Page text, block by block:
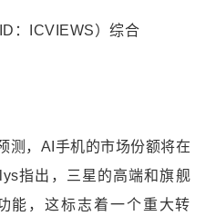
：ICVIEWS）综合
测，AI手机的市场份额将在
指出，三星的高端和旗舰
能，这标志着一个重大转